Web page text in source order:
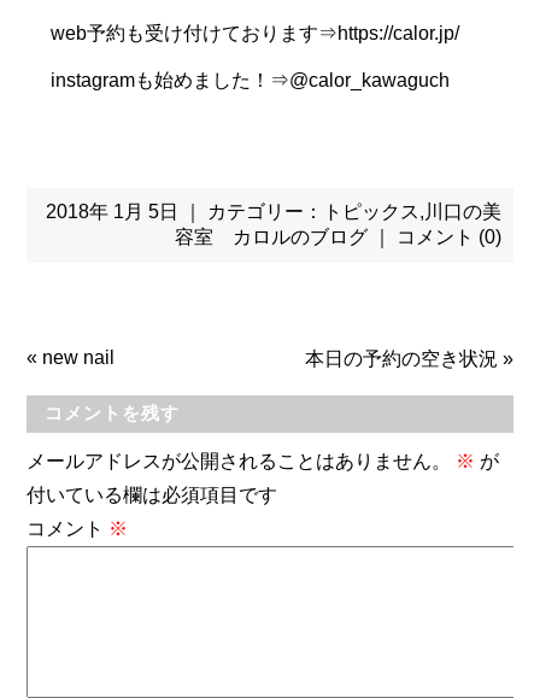
web予約も受け付けております⇒https://calor.jp/
instagramも始めました！⇒@calor_kawaguch
2018年 1月 5日 ｜ カテゴリー： トピックス, 川口の美
容室 カロルのブログ｜ コメント (0)
« new nail 本日の予約の空き状況 »
コメントを残す
メールアドレスが公開されることはありません。 ※ が
付いている欄は必須項目です
コメント ※